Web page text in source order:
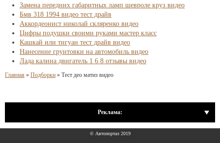
Замена передних габаритных ламп шевроле круз видео
Бмв 318 1994 видео тест драйв
Аккордеонист николай скляренко видео
Цифры подушки своими руками мастер класс
Кашкай или тигуан тест драйв видео
Нанесение грунтовки на автомобиль видео
Лада калина двигатель 1 6 8 отзывы видео
Главная » Подборки » Тест део матиз видео
Реклама:
© Автопортал 2019